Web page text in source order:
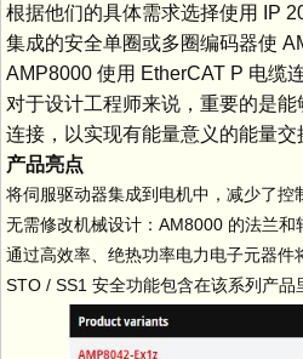
根据他们的具体需求选择使用 IP
集成的安全单圈或多圈编码器使
AMP8000 使用 EtherCAT P 电缆
对于设计工程师来说，重要的是
连接，以实现有能量意义的能量交
产品亮点
将伺服驱动器集成到电机中，减少了控
无需修改机械设计：AM8000 的法兰和
通过高效率、绝热功率电力电子元器件
STO / SS1 安全功能包含在该系列产